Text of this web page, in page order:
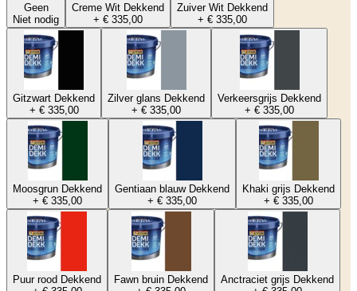
Geen
Niet nodig
Creme Wit Dekkend
+ € 335,00
Zuiver Wit Dekkend
+ € 335,00
Gitzwart Dekkend
+ € 335,00
Zilver glans Dekkend
+ € 335,00
Verkeersgrijs Dekkend
+ € 335,00
Moosgrun Dekkend
+ € 335,00
Gentiaan blauw Dekkend
+ € 335,00
Khaki grijs Dekkend
+ € 335,00
Puur rood Dekkend
Fawn bruin Dekkend
Anctraciet grijs Dekkend